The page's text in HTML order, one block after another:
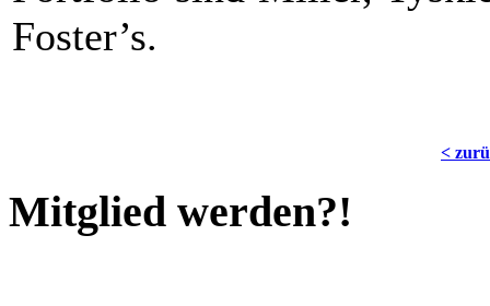
Foster’s.
<
Mitglied werden?!